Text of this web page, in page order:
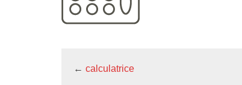
← calculatrice